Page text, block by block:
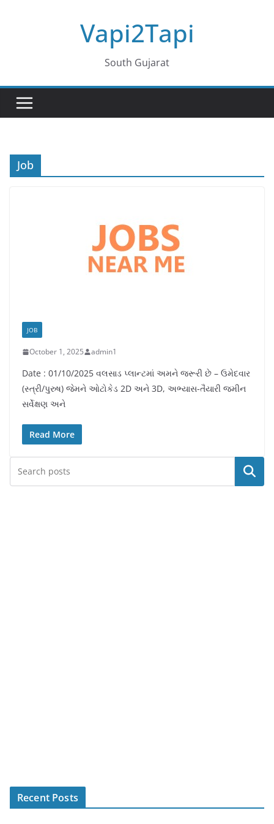
Vapi2Tapi
South Gujarat
Job
JOB
October 1, 2025 admin1
Date : 01/10/2025 વલસાડ પ્લાન્ટમાં અમને જરૂરી છે – ઉમેદવાર
(સ્ત્રી/પુરુષ) જેમને ઓટોકેડ 2D અને 3D, અભ્યાસ-તૈયારી જમીન
સર્વેક્ષણ અને
Read More
Search
Recent Posts